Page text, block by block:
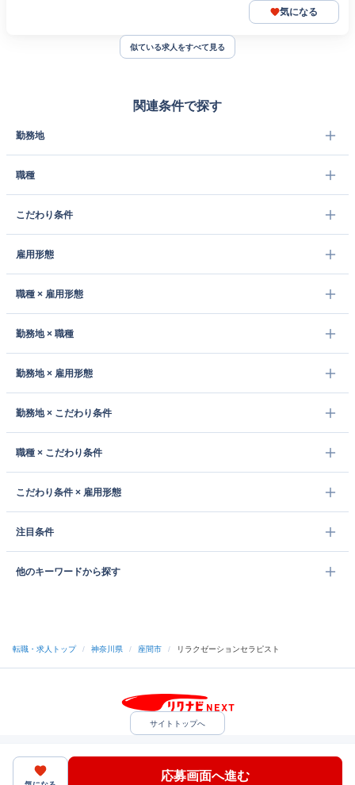
気になる
似ている求人をすべて見る
関連条件で探す
勤務地
職種
こだわり条件
雇用形態
職種 × 雇用形態
勤務地 × 職種
勤務地 × 雇用形態
勤務地 × こだわり条件
職種 × こだわり条件
こだわり条件 × 雇用形態
注目条件
他のキーワードから探す
転職・求人トップ / 神奈川県 / 座間市 / リラクゼーションセラピスト
応募画面へ進む
サイトトップへ
中途採用をご検討の企業様
ヘルプ・お問い合わせ